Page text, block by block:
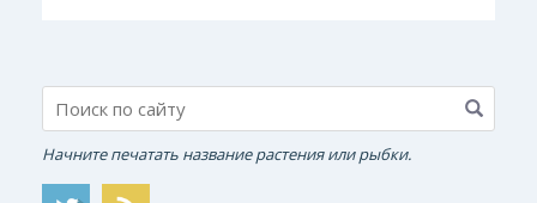
Начните печатать название растения или рыбки.